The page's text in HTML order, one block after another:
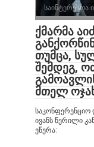
საინტერესოა
ქმარმა
თუმცა,
შემდეგ,
მთელ
საკონფერენციო
ივანს წერილი
ეწერა: